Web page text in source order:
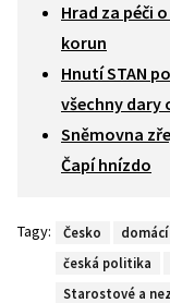
Hrad za péči
korun
Hnutí STAN
všechny dary
Sněmovna
Čapí hnízdo
Tagy: Česko domácí
česká politika
Starostové a